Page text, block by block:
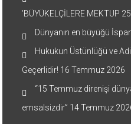
’BÜYÜKELÇİLERE MEKTUP
Dünyanın en büyüğü
Hukukun Üstünlüğü ve
Geçerlidir! 16 Temmuz 2026
“15 Temmuz direnişi
emsalsizdir” 14 Temmuz